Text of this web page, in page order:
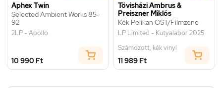
Aphex Twin
Selected Ambient Works 85-
92
2LP - Apollo
10 990 Ft
Tövisházi Ambrus &
Preiszner Miklós
Kék Pelikan OST/Filmzene
LP Limited - Kutyalabor 2025
Számozott, kék vinyl
11 989 Ft